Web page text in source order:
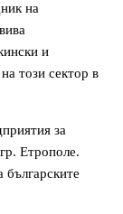
на
и
този сектор в
за
Етрополе.
българските